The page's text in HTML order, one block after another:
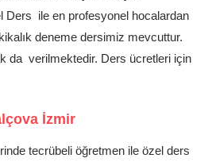
Ders ile en profesyonel hocalardan
deneme dersimiz mevcuttur.
da verilmektedir. Ders ücretleri için
İzmir
tecrübeli öğretmen ile özel ders